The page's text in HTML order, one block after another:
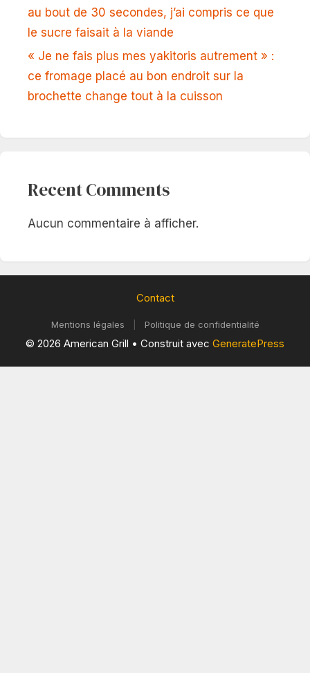
au bout de 30 secondes, j’ai compris ce que
le sucre faisait à la viande
« Je ne fais plus mes yakitoris autrement » :
ce fromage placé au bon endroit sur la
brochette change tout à la cuisson
Recent Comments
Aucun commentaire à afficher.
Contact
Mentions légales Politique de confidentialité
© 2026 American Grill • Construit avec GeneratePress